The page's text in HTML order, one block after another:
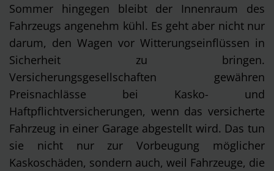
Sommer hingegen bleibt der Innenraum des
Fahrzeugs angenehm kühl. Es geht aber nicht nur
darum, den Wagen vor Witterungseinflüssen in
Sicherheit zu bringen.
Versicherungsgesellschaften gewähren
Preisnachlässe bei Kasko- und
Haftpflichtversicherungen, wenn das versicherte
Fahrzeug in einer Garage abgestellt wird. Das tun
sie nicht nur zur Vorbeugung möglicher
Kaskoschäden, sondern auch, weil Fahrzeuge, die